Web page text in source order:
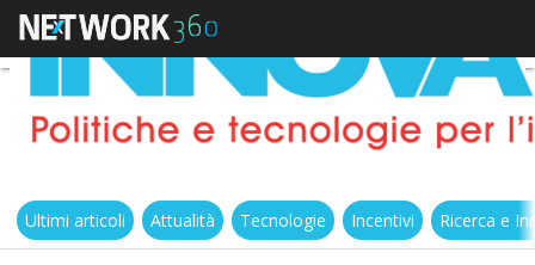
Ultimi articoli Attualità Tecnologie Incentivi Ricerca e